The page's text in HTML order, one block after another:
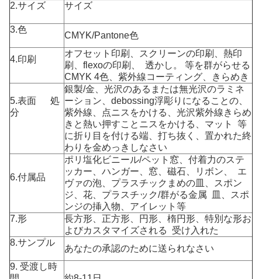
2.サイズ
サイズ
3.色
CMYK/Pantone色
4.印刷
オフセット印刷、スクリーンの印刷、熱印
刷、flexoの印刷、 透かし。 等を群がらせる
CMYK 4色、紫外線コーティング、きらめき
5.表面 処
分
銀製/金、光沢のあるまたは無光沢のラミネ
ーション、debossing浮彫りになることの、
紫外線、点ニスをかける、光沢紫外線きらめ
きと熱い押すことニスをかける、マット 等
に折り目を付ける端、打ち抜く、置かれた終
わりを金めっきしなさい
6.付属品
ポリ塩化ビニール/ペット窓、付着力のステ
ッカー、ハンガー、窓、磁石、リボン、 エ
ヴァの泡、プラスチックまめの皿、スポン
ジ、花、プラスチック/群がる金属 皿、スポ
ンジの挿入物、アイレット等
7.形
長方形、正方形、円形、楕円形、特別な形お
よびカスタマイズされる 受け入れた
8.サンプル
あなたの承認のために送られなさい
9. 受渡し時